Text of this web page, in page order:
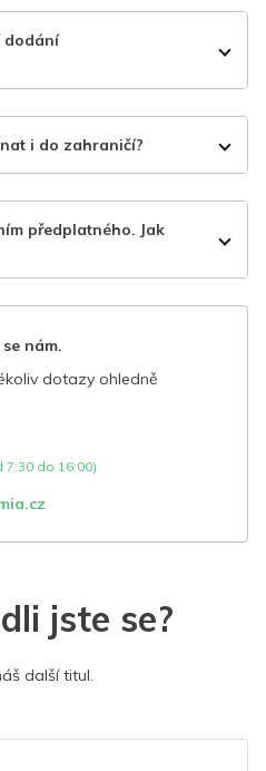
dodání
i do zahraničí?
předplatného. Jak
nám.
dotazy ohledně
do 16:00)
jste se?
další titul.